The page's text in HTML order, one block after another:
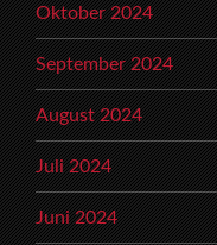
Oktober 2024
September 2024
August 2024
Juli 2024
Juni 2024